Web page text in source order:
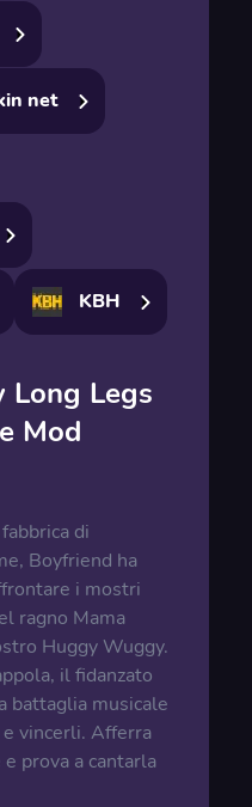
net
KBH
Long Legs
Mod
di
Boyfriend ha
i mostri
ragno Mama
Huggy Wuggy.
il fidanzato
battaglia musicale
vincerli. Afferra
prova a cantarla